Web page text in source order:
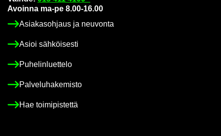
Avoin­na ma-pe 8.00-16.00
Asia­kas­oh­jaus ja neu­von­ta
Asioi säh­köi­ses­ti
Pu­he­lin­luet­te­lo
Pal­ve­lu­ha­ke­mis­to
Hae toi­mi­pis­tet­tä